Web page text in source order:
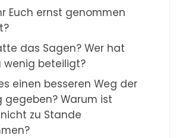
Euch ernst genommen
das Sagen? Wer hat
wenig beteiligt?
einen besseren Weg der
gegeben? Warum ist
zu Stande